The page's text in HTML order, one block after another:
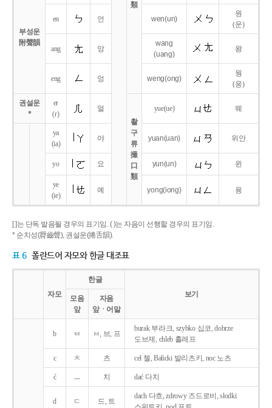
類
부성운
附聲韻
en 언 wen(un)
원
(운)
ang 앙
wang
(uang)
왕
eng 엉 weng(ong)
웡
(웅)
권설운
*
er
(r)
얼
촬
구
류
撮
口
類
yue(ue) 웨
ya
(ia)
야 yuan(uan) 위안
yo 요 yun(un) 윈
ye
(ie)
예 yong(iong) 융
[ ]는 단독 발음될 경우의 표기임. ( )는 자음이 선행할 경우의 표기임.
* 순치성(脣齒聲), 권설운(捲舌韻).
표 6 폴란드어 자모와 한글 대조표
자모
한글
보기
모음
앞
자음
앞ㆍ어말
b ㅂ ㅂ, 브, 프
burak 부라크, szybko 십코, dobrze
도브제, chleb 흘레프
c ㅊ 츠 cel 첼, Balicki 발리츠키, noc 노츠
ć ㅡ 치 dać 다치
d ㄷ 드, 트
dach 다흐, zdrowy 즈드로비, słodki